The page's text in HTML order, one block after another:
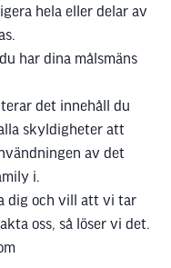
hela eller delar av
har dina målsmäns
det innehåll du
skyldigheter att
av det
i.
dig och vill att vi tar
oss, så löser vi det.